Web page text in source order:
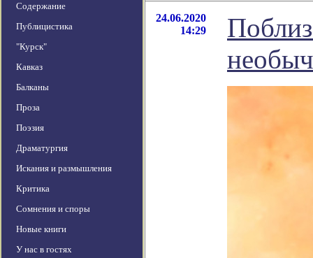
Содержание
Публицистика
"Курск"
Кавказ
Балканы
Проза
Поэзия
Драматургия
Искания и размышления
Критика
Сомнения и споры
Новые книги
У нас в гостях
24.06.2020
14:29